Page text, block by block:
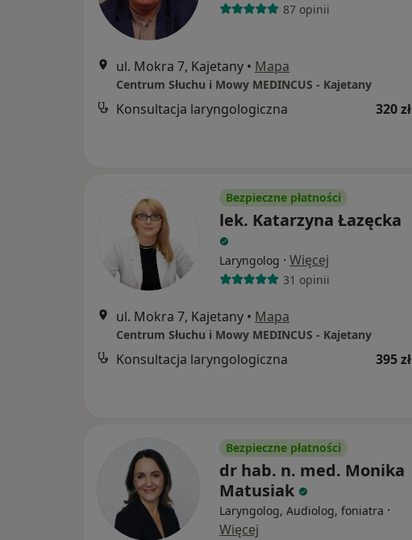
87 opinii
ul. Mokra 7, Kajetany • Mapa
Centrum Słuchu i Mowy MEDINCUS - Kajetany
Konsultacja laryngologiczna 320 zł
Bezpieczne płatności
lek. Katarzyna Łazęcka
Laryngolog · Więcej
31 opinii
ul. Mokra 7, Kajetany • Mapa
Centrum Słuchu i Mowy MEDINCUS - Kajetany
Konsultacja laryngologiczna 395 zł
Bezpieczne płatności
dr hab. n. med. Monika
Matusiak
Laryngolog, Audiolog, foniatra ·
Więcej